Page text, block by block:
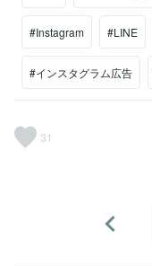
#Instagram #LINE
#インスタグラム広告
31